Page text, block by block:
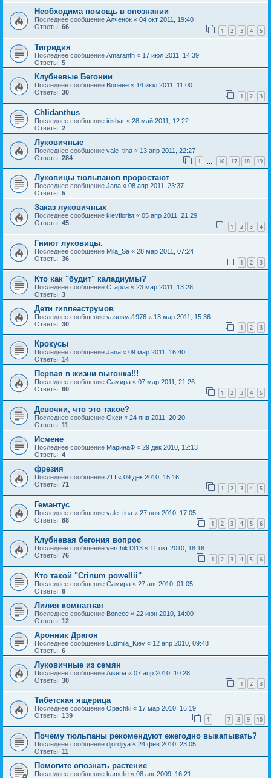
Необходима помощь в опознании
Последнее сообщение Алченок « 04 окт 2011, 19:40
Ответы: 66 1 2 3 4 5
Тигридия
Последнее сообщение Amaranth « 17 июл 2011, 14:39
Ответы: 5
Клубневые Бегонии
Последнее сообщение Boneee « 14 июл 2011, 11:00
Ответы: 30 1 2 3
Chlidanthus
Последнее сообщение irisbar « 28 май 2011, 12:22
Ответы: 2
Луковичные
Последнее сообщение vale_tina « 13 апр 2011, 22:27
Ответы: 284 1 16 17 18 19
Луковицы тюльпанов проростают
Последнее сообщение Jana « 08 апр 2011, 23:37
Ответы: 5
Заказ луковичных
Последнее сообщение kievflorist « 05 апр 2011, 21:29
Ответы: 45 1 2 3 4
Гниют луковицы.
Последнее сообщение Mila_Sa « 28 мар 2011, 07:24
Ответы: 36 1 2 3
Кто как "будит" каладиумы?
Последнее сообщение Старла « 23 мар 2011, 13:28
Ответы: 3
Дети гиппеаструмов
Последнее сообщение vasusya1976 « 13 мар 2011, 15:36
Ответы: 30 1 2 3
Крокусы
Последнее сообщение Jana « 09 мар 2011, 16:40
Ответы: 14
Первая в жизни выгонка!!!
Последнее сообщение Самира « 07 мар 2011, 21:26
Ответы: 60 1 2 3 4 5
Девочки, что это такое?
Последнее сообщение Окси « 24 янв 2011, 20:20
Ответы: 11
Исмене
Последнее сообщение МаринаФ « 29 дек 2010, 12:13
Ответы: 4
фрезия
Последнее сообщение ZLI « 09 дек 2010, 15:16
Ответы: 71 1 2 3 4 5
Гемантус
Последнее сообщение vale_tina « 27 ноя 2010, 17:05
Ответы: 88 1 2 3 4 5 6
Клубневая бегония вопрос
Последнее сообщение verchik1313 « 11 окт 2010, 18:16
Ответы: 76 1 2 3 4 5 6
Кто такой "Crinum powellii"
Последнее сообщение Самира « 27 авг 2010, 01:05
Ответы: 6
Лилия комнатная
Последнее сообщение Boneee « 22 июн 2010, 14:00
Ответы: 12
Аронник Драгон
Последнее сообщение Ludmila_Kiev « 12 апр 2010, 09:48
Ответы: 6
Луковичные из семян
Последнее сообщение Aiseria « 07 апр 2010, 10:28
Ответы: 30 1 2 3
Тибетская ящерица
Последнее сообщение Opachki « 17 мар 2010, 16:19
Ответы: 139 1 7 8 9 10
Почему тюльпаны рекомендуют ежегодно выкапывать?
Последнее сообщение djordjiya « 24 фев 2010, 23:05
Ответы: 11
Помогите опознать растение
Последнее сообщение kamelie « 08 авг 2009, 16:21